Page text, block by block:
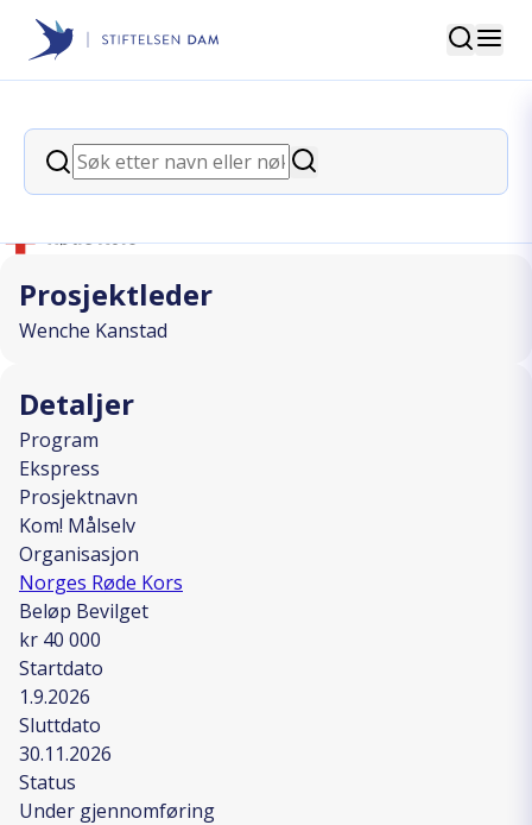
Stiftelsen Dam
Søk
Søk
Søk
back
Kom! Målselv
Prosjektleder
Wenche Kanstad
Detaljer
Program
Ekspress
Prosjektnavn
Kom! Målselv
Organisasjon
Norges Røde Kors
Beløp Bevilget
kr 40 000
Startdato
1.9.2026
Sluttdato
30.11.2026
Status
Under gjennomføring